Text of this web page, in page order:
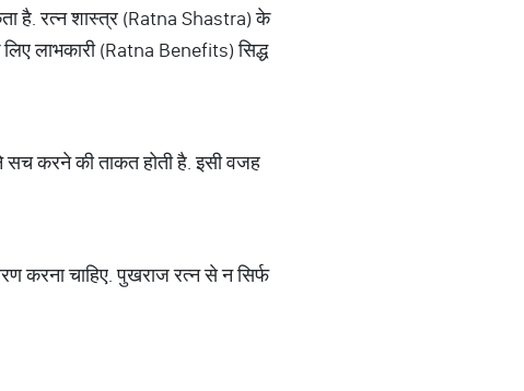
है. रत्न शास्त्र (Ratna Shastra) के
लाभकारी (Ratna Benefits) सिद्ध
सच करने की ताकत होती है. इसी वजह
करना चाहिए. पुखराज रत्न से न सिर्फ